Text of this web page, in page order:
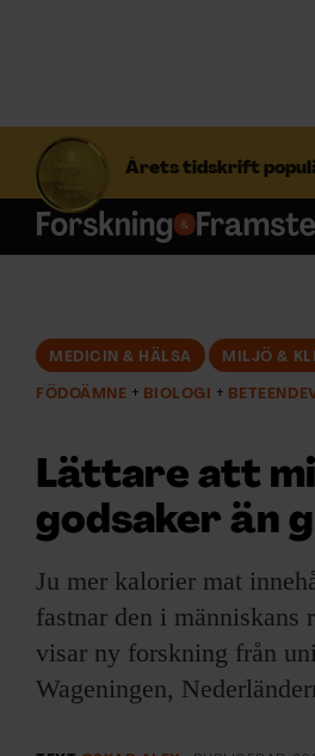
Årets tidskrift
S
f
t
ÄMNEN
ARKIV & E-TIDNING
LYSSNA/PODD
EVENEMANG & RESOR
MEDICIN & HÄLSA MILJÖ &
FÖDOÄMNE BIOLOGI
Lättare att
godsaker än
Ju mer kalorier mat
fastnar den i människans
visar ny forskning från
Wageningen,